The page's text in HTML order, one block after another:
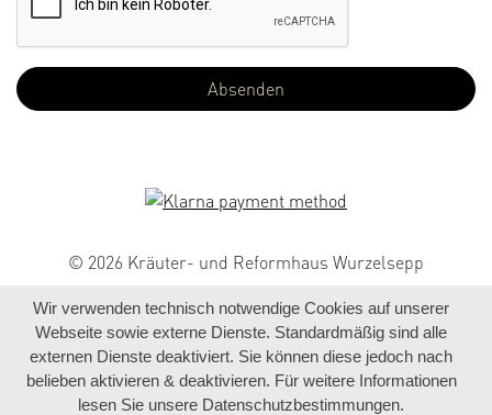
© 2026 Kräuter- und Reformhaus Wurzelsepp
Wir verwenden technisch notwendige Cookies auf unserer
Webseite sowie externe Dienste. Standardmäßig sind alle
externen Dienste deaktiviert. Sie können diese jedoch nach
belieben aktivieren & deaktivieren. Für weitere Informationen
lesen Sie unsere Datenschutzbestimmungen.